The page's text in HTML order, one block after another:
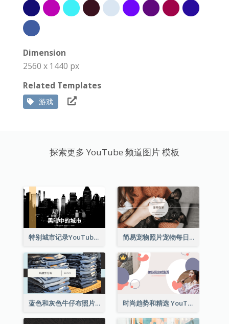
Dimension
2560 x 1440 px
Related Templates
游戏
探索更多 YouTube 频道图片 模板
特别城市记录YouTube频道图片 简易宠物照片宠物每日YouTube频道图片
蓝色和灰色牛仔布照片时尚展望YouTube频道图片 时尚趋势和精选 YouTube 频道图片